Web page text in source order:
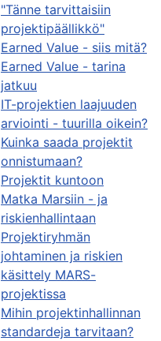
"Tänne tarvittaisiin
projektipäällikkö"
Earned Value - siis mitä?
Earned Value - tarina
jatkuu
IT-projektien laajuuden
arviointi - tuurilla oikein?
Kuinka saada projektit
onnistumaan?
Projektit kuntoon
Matka Marsiin - ja
riskienhallintaan
Projektiryhmän
johtaminen ja riskien
käsittely MARS-
projektissa
Mihin projektinhallinnan
standardeja tarvitaan?